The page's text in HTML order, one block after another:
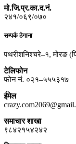
मो.जि.प्र.का.द.नं.
२४१/०६९/०७०
सम्पर्क ठेगाना
पथरीशनिश्चरे–१, मोरङ
टेलिफोन
फोन नं. ०२१–५५५३१७
ईमेल
समाचार शाखा
९८४२१५४२४२